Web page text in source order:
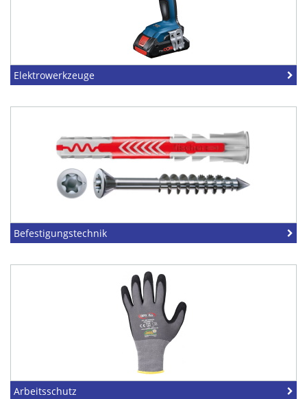
Elektrowerkzeuge
Befestigungstechnik
Arbeitsschutz